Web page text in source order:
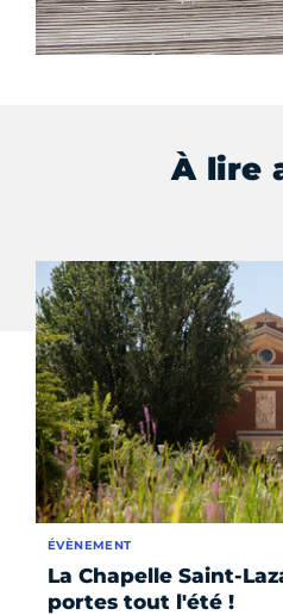
À lire
La Chapelle Saint-
portes tout l'été !
ÉVÈNEMENT